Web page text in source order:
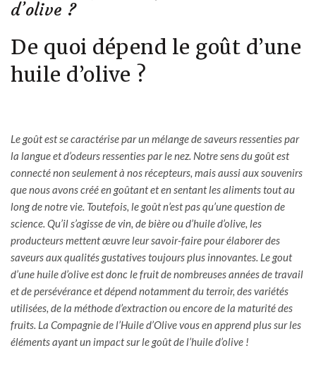
d’olive ?
De quoi dépend le goût d’une
huile d’olive ?
Le goût est se caractérise par un mélange de saveurs ressenties par
la langue et d’odeurs ressenties par le nez. Notre sens du goût est
connecté non seulement à nos récepteurs, mais aussi aux souvenirs
que nous avons créé en goûtant et en sentant les aliments tout au
long de notre vie. Toutefois, le goût n’est pas qu’une question de
science. Qu’il s’agisse de vin, de bière ou d’huile d’olive, les
producteurs mettent œuvre leur savoir-faire pour élaborer des
saveurs aux qualités gustatives toujours plus innovantes. Le gout
d’unehuile d’oliveest donc le fruit de nombreuses années de travail
et de persévérance et dépend notamment du terroir, des variétés
utilisées, de la méthode d’extraction ou encore de la maturité des
fruits. La Compagnie de l’Huile d’Olivevous en apprend plus sur les
éléments ayant un impact sur le goût de l’huile d’olive !